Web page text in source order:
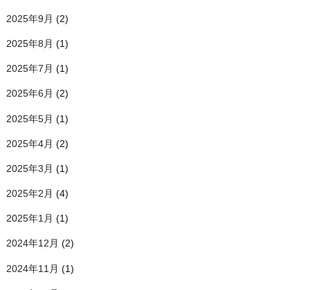
2025年9月 (2)
2025年8月 (1)
2025年7月 (1)
2025年6月 (2)
2025年5月 (1)
2025年4月 (2)
2025年3月 (1)
2025年2月 (4)
2025年1月 (1)
2024年12月 (2)
2024年11月 (1)